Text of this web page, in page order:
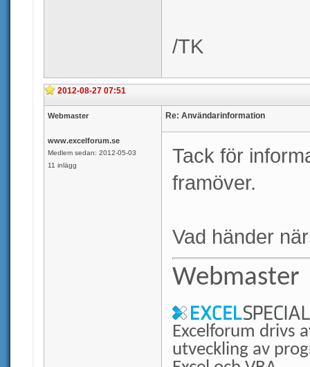
/TK
2012-08-27 07:51
Webmaster
www.excelforum.se
Medlem sedan: 2012-05-03
11 inlägg
Re: Användarinformation
Tack för
framöver.
Vad händer
Webmaster
Excelforum drivs
utveckling av